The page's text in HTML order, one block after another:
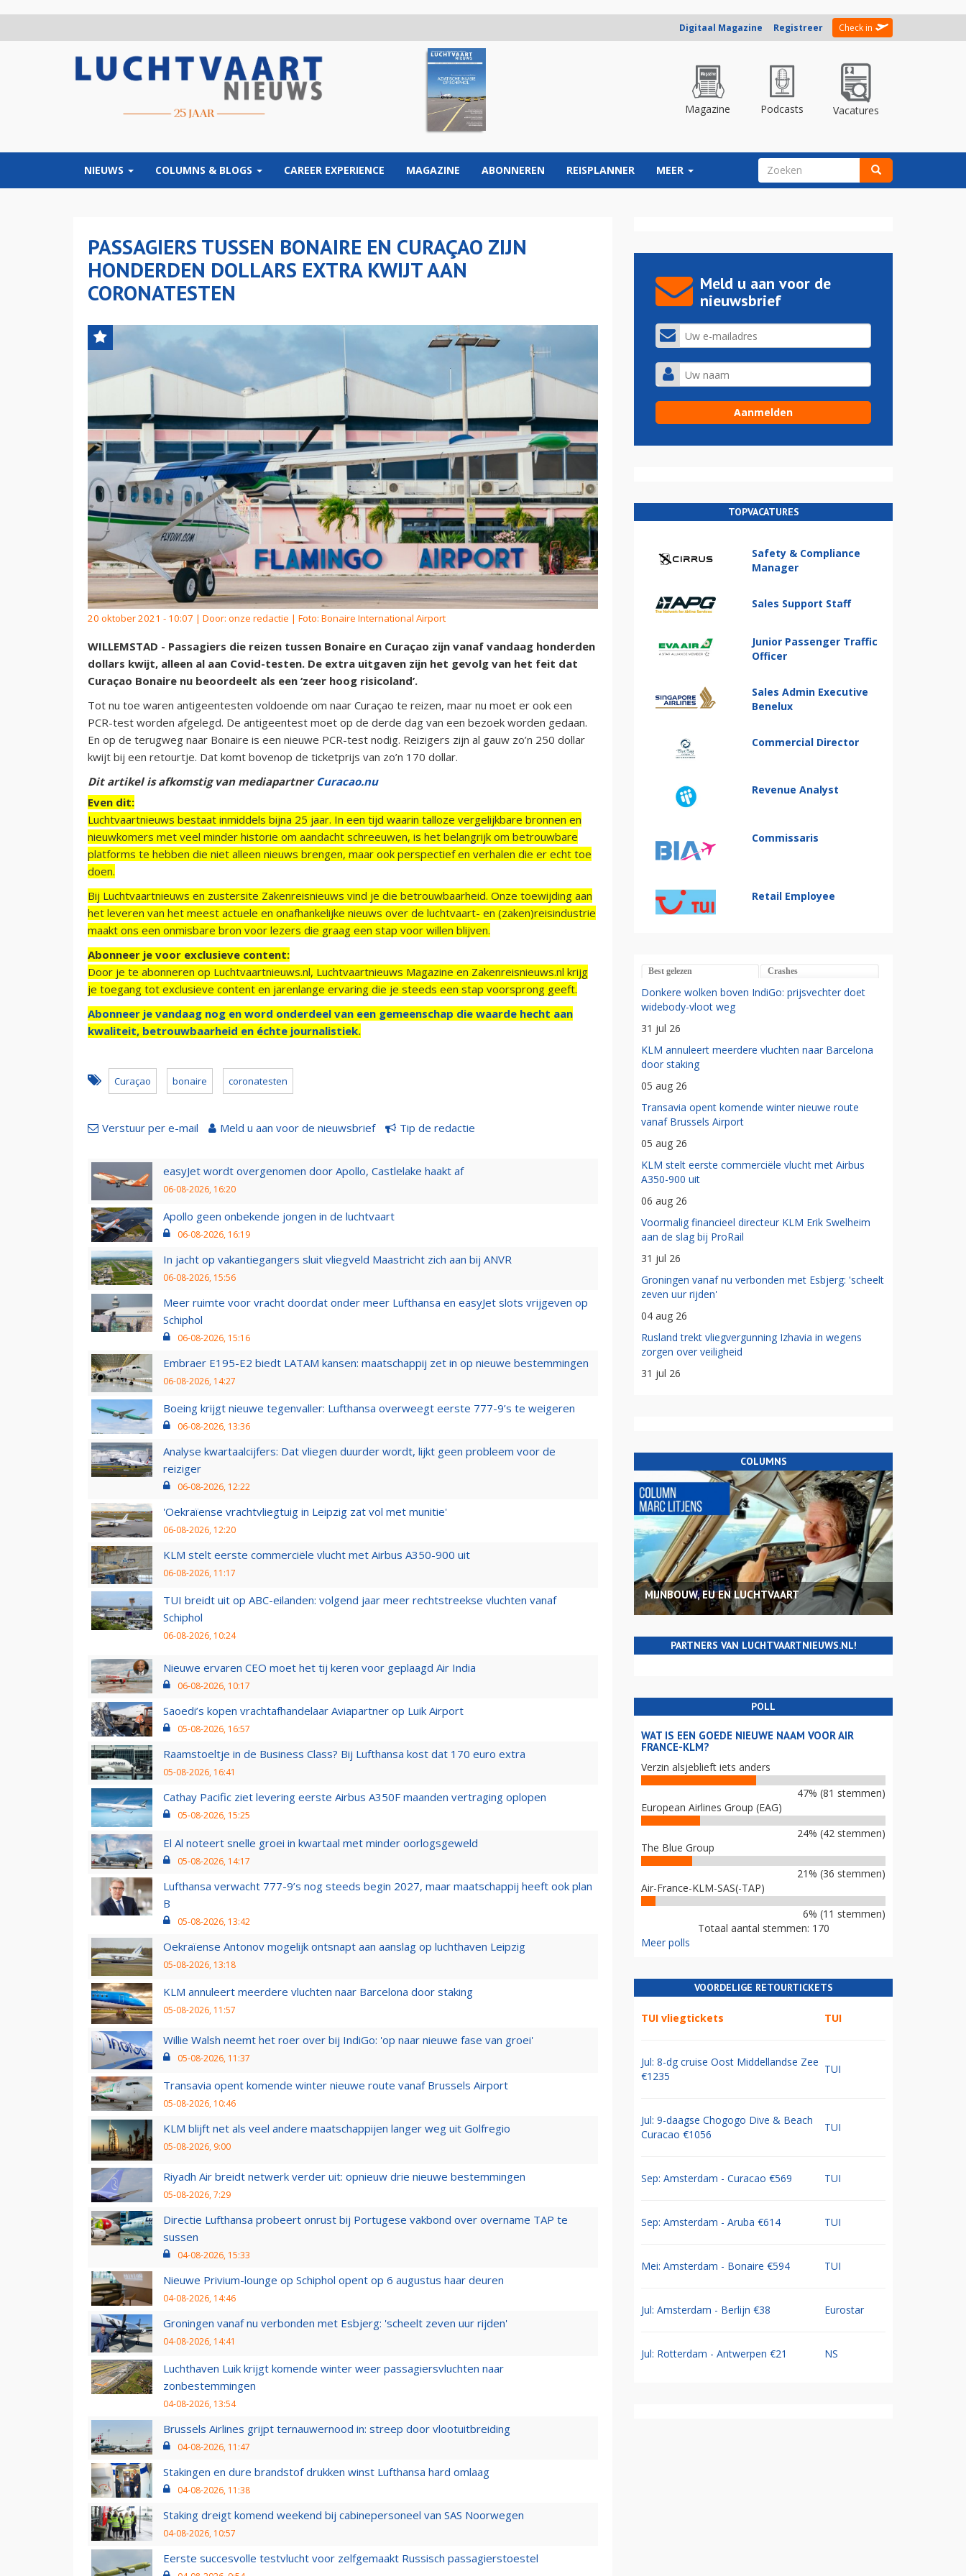
Digitaal Magazine Registreer Check in
Magazine Podcasts Vacatures
NIEUWS COLUMNS & BLOGS CAREER EXPERIENCE MAGAZINE ABONNEREN REISPLANNER MEER ZOEKVELD
PASSAGIERS TUSSEN BONAIRE EN CURAÇAO ZIJN
HONDERDEN DOLLARS EXTRA KWIJT AAN
CORONATESTEN
20 oktober 2021 - 10:07 | Door: onze redactie | Foto: Bonaire International Airport
WILLEMSTAD - Passagiers die reizen tussen Bonaire en Curaçao zijn vanaf vandaag honderden
dollars kwijt, alleen al aan Covid-testen. De extra uitgaven zijn het gevolg van het feit dat
Curaçao Bonaire nu beoordeelt als een ‘zeer hoog risicoland’.
Tot nu toe waren antigeentesten voldoende om naar Curaçao te reizen, maar nu moet er ook een
PCR-test worden afgelegd. De antigeentest moet op de derde dag van een bezoek worden gedaan.
En op de terugweg naar Bonaire is een nieuwe PCR-test nodig. Reizigers zijn al gauw zo’n 250 dollar
kwijt bij een retourtje. Dat komt bovenop de ticketprijs van zo’n 170 dollar.
Dit artikel is afkomstig van mediapartner Curacao.nu
Even dit:
Luchtvaartnieuws bestaat inmiddels bijna 25 jaar. In een tijd waarin talloze vergelijkbare bronnen en
nieuwkomers met veel minder historie om aandacht schreeuwen, is het belangrijk om betrouwbare
platforms te hebben die niet alleen nieuws brengen, maar ook perspectief en verhalen die er echt toe
doen.
Bij Luchtvaartnieuws en zustersite Zakenreisnieuws vind je die betrouwbaarheid. Onze toewijding aan
het leveren van het meest actuele en onafhankelijke nieuws over de luchtvaart- en (zaken)reisindustrie
maakt ons een onmisbare bron voor lezers die graag een stap voor willen blijven.
Abonneer je voor exclusieve content:
Door je te abonneren op Luchtvaartnieuws.nl, Luchtvaartnieuws Magazine en Zakenreisnieuws.nl krijg
je toegang tot exclusieve content en jarenlange ervaring die je steeds een stap voorsprong geeft.
Abonneer je vandaag nog en word onderdeel van een gemeenschap die waarde hecht aan
kwaliteit, betrouwbaarheid en échte journalistiek.
Curaçao bonaire coronatesten
Verstuur per e-mail Meld u aan voor de nieuwsbrief Tip de redactie
easyJet wordt overgenomen door Apollo, Castlelake haakt af
06-08-2026, 16:20
Apollo geen onbekende jongen in de luchtvaart
06-08-2026, 16:19
In jacht op vakantiegangers sluit vliegveld Maastricht zich aan bij ANVR
06-08-2026, 15:56
Meer ruimte voor vracht doordat onder meer Lufthansa en easyJet slots vrijgeven op
Schiphol
06-08-2026, 15:16
Embraer E195-E2 biedt LATAM kansen: maatschappij zet in op nieuwe bestemmingen
06-08-2026, 14:27
Boeing krijgt nieuwe tegenvaller: Lufthansa overweegt eerste 777-9’s te weigeren
06-08-2026, 13:36
Analyse kwartaalcijfers: Dat vliegen duurder wordt, lijkt geen probleem voor de
reiziger
06-08-2026, 12:22
'Oekraïense vrachtvliegtuig in Leipzig zat vol met munitie'
06-08-2026, 12:20
KLM stelt eerste commerciële vlucht met Airbus A350-900 uit
06-08-2026, 11:17
TUI breidt uit op ABC-eilanden: volgend jaar meer rechtstreekse vluchten vanaf
Schiphol
06-08-2026, 10:24
Nieuwe ervaren CEO moet het tij keren voor geplaagd Air India
06-08-2026, 10:17
Saoedi’s kopen vrachtafhandelaar Aviapartner op Luik Airport
05-08-2026, 16:57
Raamstoeltje in de Business Class? Bij Lufthansa kost dat 170 euro extra
05-08-2026, 16:41
Cathay Pacific ziet levering eerste Airbus A350F maanden vertraging oplopen
05-08-2026, 15:25
El Al noteert snelle groei in kwartaal met minder oorlogsgeweld
05-08-2026, 14:17
Lufthansa verwacht 777-9’s nog steeds begin 2027, maar maatschappij heeft ook plan
B
05-08-2026, 13:42
Oekraïense Antonov mogelijk ontsnapt aan aanslag op luchthaven Leipzig
05-08-2026, 13:18
KLM annuleert meerdere vluchten naar Barcelona door staking
05-08-2026, 11:57
Willie Walsh neemt het roer over bij IndiGo: 'op naar nieuwe fase van groei'
05-08-2026, 11:37
Transavia opent komende winter nieuwe route vanaf Brussels Airport
05-08-2026, 10:46
KLM blijft net als veel andere maatschappijen langer weg uit Golfregio
05-08-2026, 9:00
Riyadh Air breidt netwerk verder uit: opnieuw drie nieuwe bestemmingen
05-08-2026, 7:29
Directie Lufthansa probeert onrust bij Portugese vakbond over overname TAP te
sussen
04-08-2026, 15:33
Nieuwe Privium-lounge op Schiphol opent op 6 augustus haar deuren
04-08-2026, 14:46
Groningen vanaf nu verbonden met Esbjerg: 'scheelt zeven uur rijden'
04-08-2026, 14:41
Luchthaven Luik krijgt komende winter weer passagiersvluchten naar
zonbestemmingen
04-08-2026, 13:54
Brussels Airlines grijpt ternauwernood in: streep door vlootuitbreiding
04-08-2026, 11:47
Stakingen en dure brandstof drukken winst Lufthansa hard omlaag
04-08-2026, 11:38
Staking dreigt komend weekend bij cabinepersoneel van SAS Noorwegen
04-08-2026, 10:57
Eerste succesvolle testvlucht voor zelfgemaakt Russisch passagierstoestel
Meld u aan voor de
nieuwsbrief
TOPVACATURES
Safety & Compliance
Manager
Sales Support Staff
Junior Passenger Traffic
Officer
Sales Admin Executive
Benelux
Commercial Director
Revenue Analyst
Commissaris
Retail Employee
Best gelezen Crashes
Donkere wolken boven IndiGo: prijsvechter doet
widebody-vloot weg
31 jul 26
KLM annuleert meerdere vluchten naar Barcelona
door staking
05 aug 26
Transavia opent komende winter nieuwe route
vanaf Brussels Airport
05 aug 26
KLM stelt eerste commerciële vlucht met Airbus
A350-900 uit
06 aug 26
Voormalig financieel directeur KLM Erik Swelheim
aan de slag bij ProRail
31 jul 26
Groningen vanaf nu verbonden met Esbjerg: 'scheelt
zeven uur rijden'
04 aug 26
Rusland trekt vliegvergunning Izhavia in wegens
zorgen over veiligheid
31 jul 26
COLUMNS
MIJNBOUW, EU EN LUCHTVAART
PARTNERS VAN LUCHTVAARTNIEUWS.NL!
POLL
WAT IS EEN GOEDE NIEUWE NAAM VOOR AIR
FRANCE-KLM?
Verzin alsjeblieft iets anders
47% (81 stemmen)
European Airlines Group (EAG)
24% (42 stemmen)
The Blue Group
21% (36 stemmen)
Air-France-KLM-SAS(-TAP)
6% (11 stemmen)
Totaal aantal stemmen: 170
Meer polls
VOORDELIGE RETOURTICKETS
TUI vliegtickets TUI
Jul: 8-dg cruise Oost Middellandse Zee
€1235
TUI
Jul: 9-daagse Chogogo Dive & Beach
Curacao €1056
TUI
Sep: Amsterdam - Curacao €569 TUI
Sep: Amsterdam - Aruba €614 TUI
Mei: Amsterdam - Bonaire €594 TUI
Jul: Amsterdam - Berlijn €38 Eurostar
Jul: Rotterdam - Antwerpen €21 NS